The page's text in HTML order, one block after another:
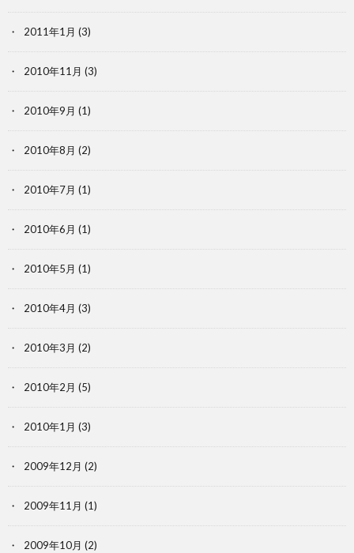
2011年1月 (3)
2010年11月 (3)
2010年9月 (1)
2010年8月 (2)
2010年7月 (1)
2010年6月 (1)
2010年5月 (1)
2010年4月 (3)
2010年3月 (2)
2010年2月 (5)
2010年1月 (3)
2009年12月 (2)
2009年11月 (1)
2009年10月 (2)